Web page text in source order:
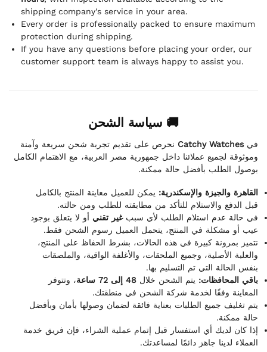
shipping company's service in your area.
Every order is professionally packed to ensure maximum
protection during shipping.
If you have any questions before placing your order, our
customer support team is always happy to assist you.
🚚 سياسة الشحن
فيCatchy Watches نحرص على تقديم تجربة شحن سريعة وآمنة
وموثوقة لجميع عملائنا داخل جمهورية مصر العربية، مع الاهتمام الكامل
بوصول الطلب بأفضل حالة ممكنة.
القاهرة والجيزة والإسكندرية: يمكن للعميل معاينة المنتج بالكامل
قبل الدفع والاستلام للتأكد من مطابقته للطلب ومن حالته.
في حالة عدم استلام الطلب لأي سببغير تقني أو لا يتعلق بوجود
عيب أو مشكلة في المنتج، يتحمل العميل رسوم الشحن فقط.
نتميز بمرونة كبيرة في هذه الحالات، بشرط الحفاظ على المنتج،
والعلبة الأصلية، وجميع الملحقات، والأغلفة الواقية، والملصقات
بنفس الحالة التي تم التسليم بها.
باقي المحافظات: يتم الشحن خلال 48 إلى 72 ساعة
، وتتوفر
المعاينة وفقًا لخدمة شركة الشحن في منطقتك.
يتم تغليف جميع الطلبات بعناية فائقة لضمان وصولها بأمان وبأفضل
حالة ممكنة.
إذا كان لديك أي استفسار قبل إتمام عملية الشراء، فإن فريق خدمة
العملاء لدينا جاهز دائمًا لمساعدتك.